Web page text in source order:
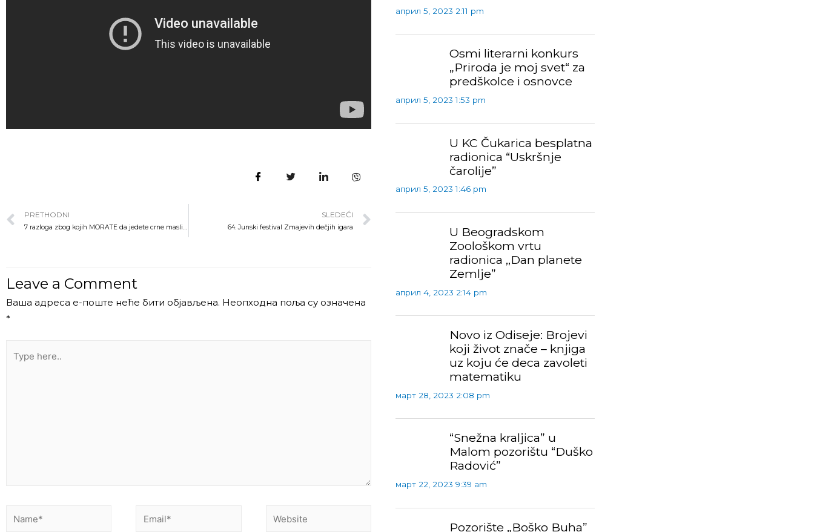
PRETHODNI
7 razloga zbog kojih MORATE da jedete crne masline
SLEDEĆI
64. Junski festival Zmajevih dečjih igara
Leave a Comment
Ваша адреса е-поште неће бити објављена. Неопходна поља су означена
*
април 5, 2023 2:11 pm
Osmi literarni konkurs
„Priroda je moj svet“ za
predškolce i osnovce
април 5, 2023 1:53 pm
U KC Čukarica besplatna
radionica “Uskršnje
čarolije”
април 5, 2023 1:46 pm
U Beogradskom
Zoološkom vrtu
radionica ,,Dan planete
Zemlje”
април 4, 2023 2:14 pm
Novo iz Odiseje: Brojevi
koji život znače – knjiga
uz koju će deca zavoleti
matematiku
март 28, 2023 2:08 pm
“Snežna kraljica” u
Malom pozorištu “Duško
Radović”
март 22, 2023 9:39 am
Pozorište „Boško Buha”